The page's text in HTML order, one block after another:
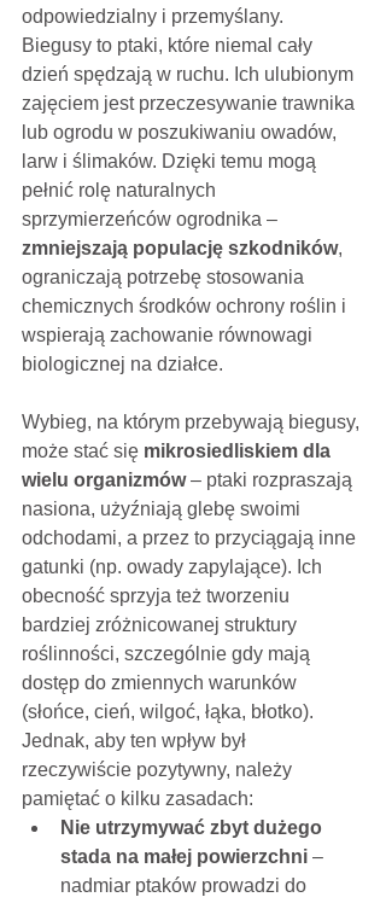
odpowiedzialny i przemyślany.
Biegusy to ptaki, które niemal cały
dzień spędzają w ruchu. Ich ulubionym
zajęciem jest przeczesywanie trawnika
lub ogrodu w poszukiwaniu owadów,
larw i ślimaków. Dzięki temu mogą
pełnić rolę naturalnych
sprzymierzeńców ogrodnika –
zmniejszają populację szkodników,
ograniczają potrzebę stosowania
chemicznych środków ochrony roślin i
wspierają zachowanie równowagi
biologicznej na działce.
Wybieg, na którym przebywają biegusy,
może stać się mikrosiedliskiem dla
wielu organizmów – ptaki rozpraszają
nasiona, użyźniają glebę swoimi
odchodami, a przez to przyciągają inne
gatunki (np. owady zapylające). Ich
obecność sprzyja też tworzeniu
bardziej zróżnicowanej struktury
roślinności, szczególnie gdy mają
dostęp do zmiennych warunków
(słońce, cień, wilgoć, łąka, błotko).
Jednak, aby ten wpływ był
rzeczywiście pozytywny, należy
pamiętać o kilku zasadach:
Nie utrzymywać zbyt dużego
stada na małej powierzchni –
nadmiar ptaków prowadzi do